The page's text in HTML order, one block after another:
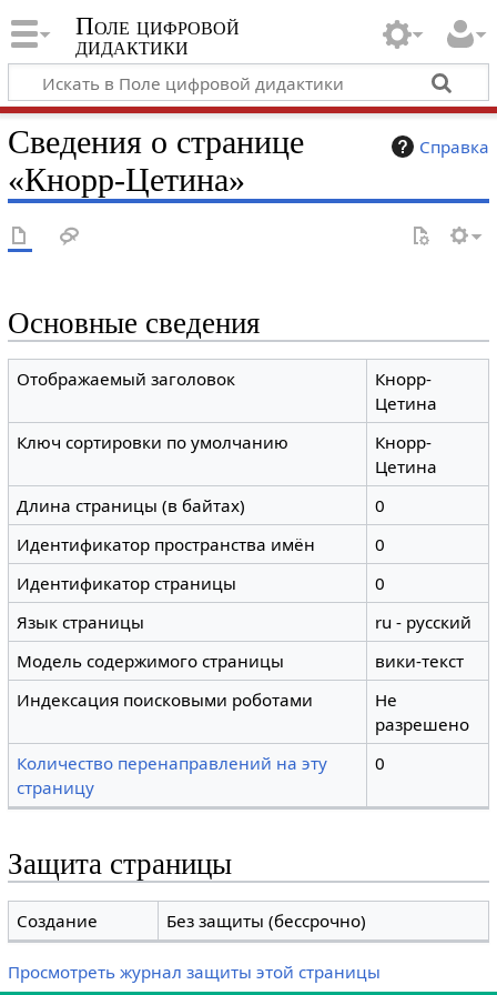
Поле цифровой
дидактики
Справка
Сведения о странице
«Кнорр-Цетина»
Основные сведения
Отображаемый заголовок
Кнорр-
Цетина
Ключ сортировки по умолчанию
Кнорр-
Цетина
Длина страницы (в байтах)
0
Идентификатор пространства имён
0
Идентификатор страницы
0
Язык страницы
ru - русский
Модель содержимого страницы
вики-текст
Индексация поисковыми роботами
Не
разрешено
Количество перенаправлений на эту
страницу
0
Защита страницы
Создание Без защиты (бессрочно)
Просмотреть журнал защиты этой страницы